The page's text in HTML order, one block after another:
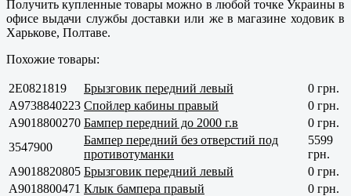
Получить купленные товары можно в любой точке Украины в
офисе выдачи службы доставки или же в магазине ходовик в
Харькове, Полтаве.
Похожие товары:
2E0821819 Брызговик передний левый
0 грн.
A9738840223 Спойлер кабины правый
0 грн.
A9018800270 Бампер передний до 2000 г.в
0 грн.
3547900
Бампер передний без отверстий под
противотуманки
5599
грн.
A9018820805 Брызговик передний левый
0 грн.
A9018800471 Клык бампера правый
0 грн.